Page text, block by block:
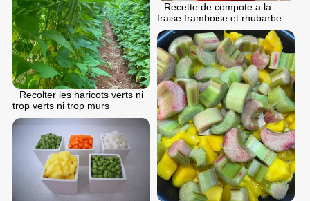
Recette de compote a la
fraise framboise et rhubarbe
Recolter les haricots verts ni
trop verts ni trop murs